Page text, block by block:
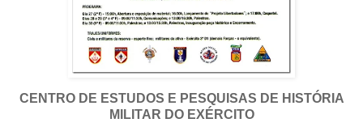
CENTRO DE ESTUDOS E PESQUISAS DE HISTÓRIA
MILITAR DO EXÉRCITO